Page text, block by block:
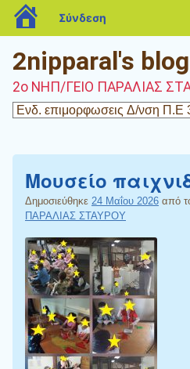
2nipparal's blog
2o ΝΗΠ/ΓΕΙΟ ΠΑΡΑΛΙΑΣ
Μουσείο
Δημοσιεύθηκε 24 Μαΐου 2026 από
ΠΑΡΑΛΙΑΣ ΣΤΑΥΡΟΥ
blogs.sch.gr
Σύνδεση